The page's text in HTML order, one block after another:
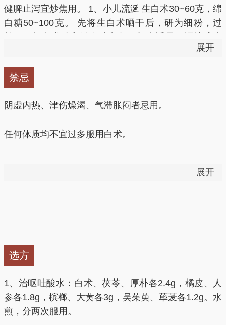
白术图片
麸炒白术图片
健脾止泻宜炒焦用。 1、小儿流涎 生白术30~60克，绵
白糖50~100克。 先将生白术晒干后，研为细粉，过
状，放入碗内，隔水蒸或置饭锅上蒸熟即可。每日服
10~15克，分作两三次，温热时嚼服，连服7~10天。
2、久泻 白术300克，水浓缩成膏，放一夜，倒出上面
30克，槟榔10克，猪肚1只，生菜少量，粳米100克。
渣、用汁同米煮粥。猪肚可取出蘸香油、酱油佐餐。
用。将清水煮沸，把各种材料放入煲内，用大火煮20
加入少量丁香，醋，味道更佳。
展开
禁忌
阴虚内热、津伤燥渴、气滞胀闷者忌用。
任何体质均不宜过多服用白术。
不宜与西药中的抗菌药、降糖药、汞剂、碘剂、抗组胺
药、氢氯噻嗪等同用。
展开
选方
1、治呕吐酸水：白术、茯苓、厚朴各2.4g，橘皮、人
参各1.8g，槟榔、大黄各3g，吴茱萸、荜茇各1.2g。水
煎，分两次服用。